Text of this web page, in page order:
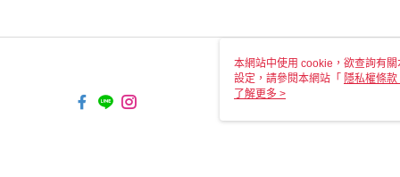
本網站中使用 cookie，欲查詢有
設定，請參閱本網站「 隱私權條款
使用 cookie。
了解更多 >